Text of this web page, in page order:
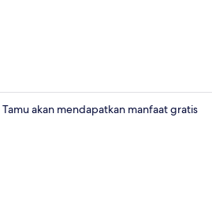
akan mendapatkan manfaat gratis